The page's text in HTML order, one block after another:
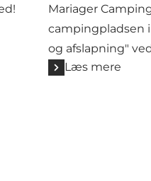
Mariager
campingpladsen
og afslapning"
Læs mere